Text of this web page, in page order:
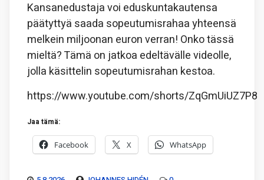
Kansanedustaja voi eduskuntakautensa
päätyttyä saada sopeutumisrahaa yhteensä
melkein miljoonan euron verran! Onko tässä
mieltä? Tämä on jatkoa edeltävälle videolle,
jolla käsittelin sopeutumisrahan kestoa.
https://www.youtube.com/shorts/ZqGmUiUZ7P8
Jaa tämä:
Facebook X WhatsApp